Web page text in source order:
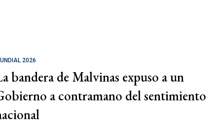
2026
bandera de Malvinas expuso a un
a contramano del sentimiento